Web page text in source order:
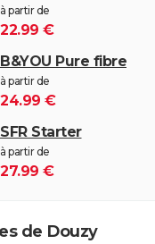
à partir de
22.99 €
B&YOU Pure fibre
à partir de
24.99 €
SFR Starter
à partir de
27.99 €
de Douzy